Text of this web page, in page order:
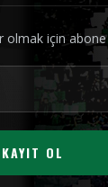
olmak için
KAYIT OL